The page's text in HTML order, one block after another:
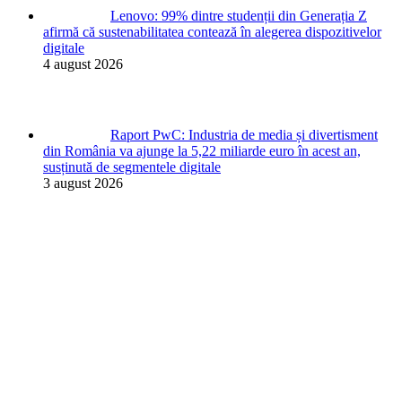
Lenovo: 99% dintre studenții din Generația Z
afirmă că sustenabilitatea contează în alegerea dispozitivelor
digitale
4 august 2026
Raport PwC: Industria de media și divertisment
din România va ajunge la 5,22 miliarde euro în acest an,
susținută de segmentele digitale
3 august 2026